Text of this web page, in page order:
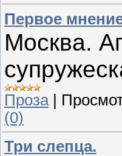
Первое
Москва.
Проза |
(0)
Три слепца.